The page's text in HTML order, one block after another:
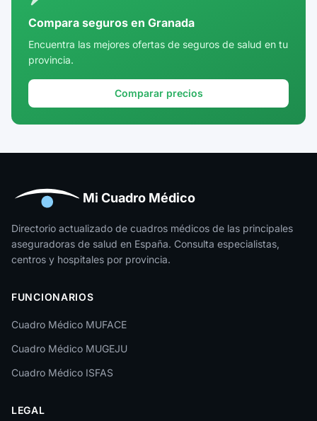
Córdoba
Cuenca
Girona
Huesca
Jaén
La Rioja
León
Lleida
Lugo
Málaga
Compara seguros en Granada
Encuentra las mejores ofertas de seguros de salud en tu
provincia.
Comparar precios
Mi Cuadro Médico
Directorio actualizado de cuadros médicos de las principales
aseguradoras de salud en España. Consulta especialistas,
centros y hospitales por provincia.
FUNCIONARIOS
Cuadro Médico MUFACE
Cuadro Médico MUGEJU
Cuadro Médico ISFAS
LEGAL